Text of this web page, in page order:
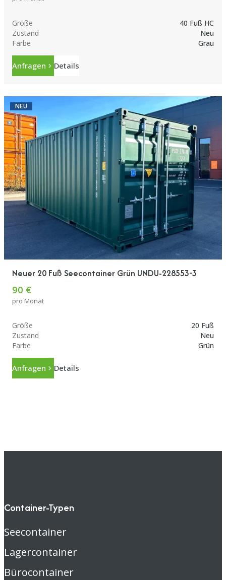
Größe
40 Fuß HC
Zustand
Neu
Farbe
Grau
Anfragen Details
NEU
Neuer 20 Fuß Seecontainer Grün UNDU-228553-3
90 €
pro Monat
Größe
20 Fuß
Zustand
Neu
Farbe
Grün
Anfragen Details
Container-Typen
Seecontainer
Lagercontainer
Bürocontainer